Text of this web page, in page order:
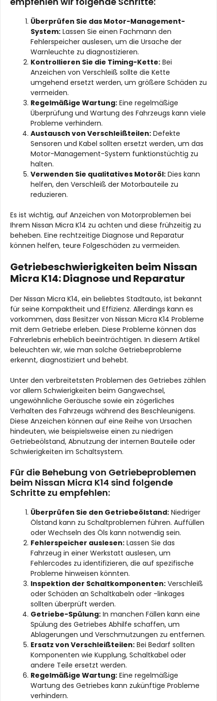
Überprüfen Sie das Motor-Management-
System: Lassen Sie einen Fachmann den
Fehlerspeicher auslesen, um die Ursache der
Warnleuchte zu diagnostizieren.
Kontrollieren Sie die Timing-Kette: Bei
Anzeichen von Verschleiß sollte die Kette
umgehend ersetzt werden, um größere Schäden zu
vermeiden.
Regelmäßige Wartung: Eine regelmäßige
Überprüfung und Wartung des Fahrzeugs kann viele
Probleme verhindern.
Austausch von Verschleißteilen: Defekte
Sensoren und Kabel sollten ersetzt werden, um das
Motor-Management-System funktionstüchtig zu
halten.
Verwenden Sie qualitatives Motoröl: Dies kann
helfen, den Verschleiß der Motorbauteile zu
reduzieren.
Es ist wichtig, auf Anzeichen von Motorproblemen bei
Ihrem Nissan Micra K14 zu achten und diese frühzeitig zu
beheben. Eine rechtzeitige Diagnose und Reparatur
können helfen, teure Folgeschäden zu vermeiden.
Getriebeschwierigkeiten beim Nissan
Micra K14: Diagnose und Reparatur
Der Nissan Micra K14, ein beliebtes Stadtauto, ist bekannt
für seine Kompaktheit und Effizienz. Allerdings kann es
vorkommen, dass Besitzer von Nissan Micra K14 Probleme
mit dem Getriebe erleben. Diese Probleme können das
Fahrerlebnis erheblich beeinträchtigen. In diesem Artikel
beleuchten wir, wie man solche Getriebeprobleme
erkennt, diagnostiziert und behebt.
Unter den verbreitetsten Problemen des Getriebes zählen
vor allem Schwierigkeiten beim Gangwechsel,
ungewöhnliche Geräusche sowie ein zögerliches
Verhalten des Fahrzeugs während des Beschleunigens.
Diese Anzeichen können auf eine Reihe von Ursachen
hindeuten, wie beispielsweise einen zu niedrigen
Getriebeölstand, Abnutzung der internen Bauteile oder
Schwierigkeiten im Schaltsystem.
Für die Behebung von Getriebeproblemen
beim Nissan Micra K14 sind folgende
Schritte zu empfehlen:
Überprüfen Sie den Getriebeölstand: Niedriger
Ölstand kann zu Schaltproblemen führen. Auffüllen
oder Wechseln des Öls kann notwendig sein.
Fehlerspeicher auslesen: Lassen Sie das
Fahrzeug in einer Werkstatt auslesen, um
Fehlercodes zu identifizieren, die auf spezifische
Probleme hinweisen könnten.
Inspektion der Schaltkomponenten: Verschleiß
oder Schäden an Schaltkabeln oder -linkages
sollten überprüft werden.
Getriebe-Spülung: In manchen Fällen kann eine
Spülung des Getriebes Abhilfe schaffen, um
Ablagerungen und Verschmutzungen zu entfernen.
Ersatz von Verschleißteilen: Bei Bedarf sollten
Komponenten wie Kupplung, Schaltkabel oder
andere Teile ersetzt werden.
Regelmäßige Wartung: Eine regelmäßige
Wartung des Getriebes kann zukünftige Probleme
verhindern.